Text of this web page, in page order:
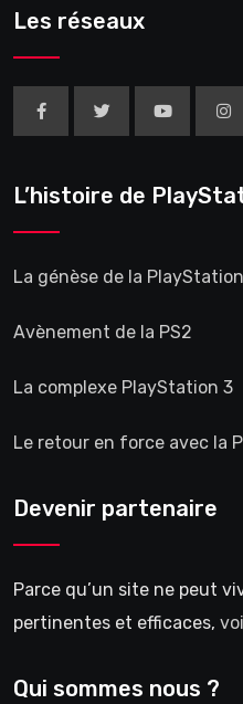
Les réseaux
L’histoire de
La génèse de la PlayStation
Avènement de la PS2
La complexe PlayStation 3
Le retour en force avec la
Devenir partenaire
Parce qu’un site ne peut
pertinentes et efficaces,
Qui sommes nous ?